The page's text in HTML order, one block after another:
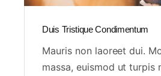
Duis Tristique Condimentum
Mauris non laoreet dui.
massa, euismod ut turpis